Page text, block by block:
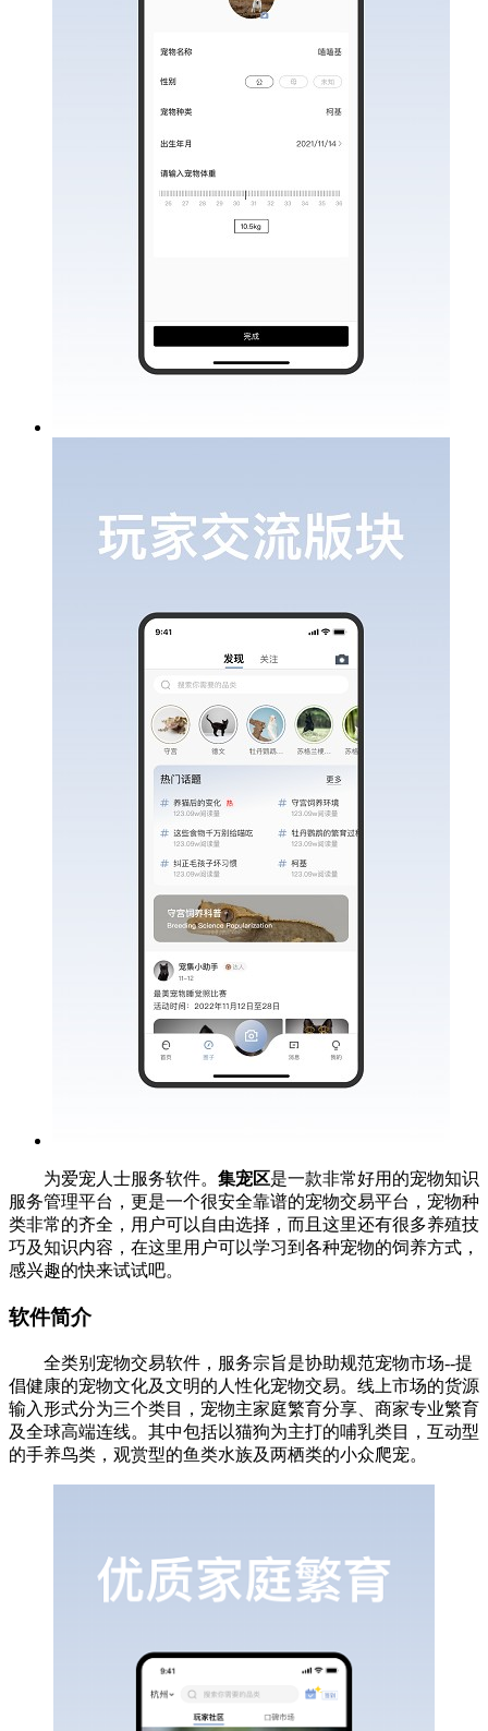
为爱宠人士服务软件。 集宠区是一款非常好用的宠物知识
服务管理平台，更是一个很安全靠谱的宠物交易平台，宠物种
类非常的齐全，用户可以自由选择，而且这里还有很多养殖技
巧及知识内容，在这里用户可以学习到各种宠物的饲养方式，
感兴趣的快来试试吧。
软件简介
全类别宠物交易软件，服务宗旨是协助规范宠物市场--提
倡健康的宠物文化及文明的人性化宠物交易。线上市场的货源
输入形式分为三个类目，宠物主家庭繁育分享、商家专业繁育
及全球高端连线。其中包括以猫狗为主打的哺乳类目，互动型
的手养鸟类，观赏型的鱼类水族及两栖类的小众爬宠。